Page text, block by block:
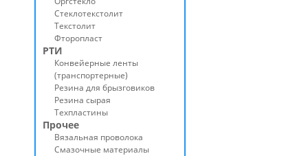
Стеклотекстолит
Текстолит
Фторопласт
РТИ
Конвейерные ленты
(транспортерные)
Резина для брызговиков
Резина сырая
Техпластины
Прочее
Вязальная проволока
Смазочные материалы